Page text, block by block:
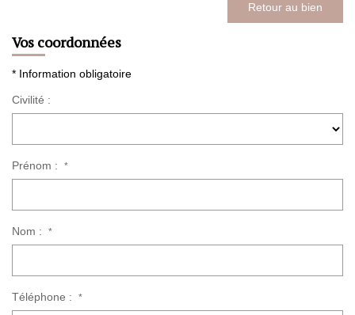
Retour au bien
Vos coordonnées
* Information obligatoire
Civilité :
Prénom : *
Nom : *
Téléphone : *